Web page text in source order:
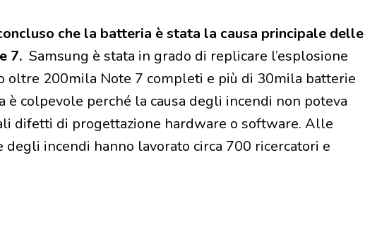
che la batteria è stata la causa principale delle
7. Samsung è stata in grado di replicare l’esplosione
oltre 200mila Note 7 completi e più di 30mila batterie
è colpevole perché la causa degli incendi non poteva
difetti di progettazione hardware o software. Alle
degli incendi hanno lavorato circa 700 ricercatori e